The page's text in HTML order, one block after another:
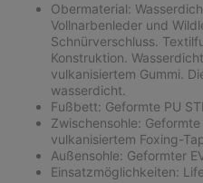
Obermaterial:
Vollnarbenleder und
Schnürverschluss.
Konstruktion.
vulkanisiertem Gummi.
wasserdicht.
Fußbett: Geformte PU
Zwischensohle: Geformte
vulkanisiertem Foxing-
Außensohle: Geformter
Einsatzmöglichkeiten: